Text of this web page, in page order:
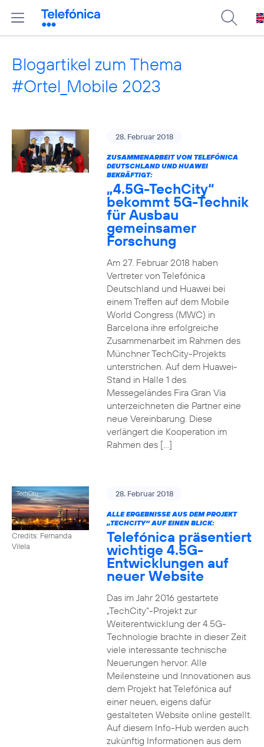
Blogartikel zum Thema
#Ortel_Mobile 2023
28. Februar 2018
ZUSAMMENARBEIT VON TELEFÓNICA
DEUTSCHLAND UND HUAWEI
BEKRÄFTIGT:
„4.5G-TechCity“
bekommt 5G-Technik
für Ausbau
gemeinsamer
Forschung
Am 27. Februar 2018 haben
Vertreter von Telefónica
Deutschland und Huawei bei
einem Treffen auf dem Mobile
World Congress (MWC) in
Barcelona ihre erfolgreiche
Zusammenarbeit im Rahmen des
Münchner TechCity-Projekts
unterstrichen. Auf dem Huawei-
Stand in Halle 1 des
Messegeländes Fira Gran Via
unterzeichneten die Partner eine
neue Vereinbarung. Diese
verlängert die Kooperation im
Rahmen des […]
Credits: Fernanda
Vilela
28. Februar 2018
ALLE ERGEBNISSE AUS DEM PROJEKT
„TECHCITY“ AUF EINEN BLICK:
Telefónica präsentiert
wichtige 4.5G-
Entwicklungen auf
neuer Website
Das im Jahr 2016 gestartete
„TechCity“-Projekt zur
Weiterentwicklung der 4.5G-
Technologie brachte in dieser Zeit
viele interessante technische
Neuerungen hervor. Alle
Meilensteine und Innovationen aus
dem Projekt hat Telefónica auf
einer neuen, eigens dafür
gestalteten Website online gestellt.
Auf diesem Info-Hub werden auch
zukünftig Informationen aus dem